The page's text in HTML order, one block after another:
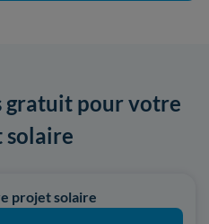
gratuit pour votre
solaire
projet solaire